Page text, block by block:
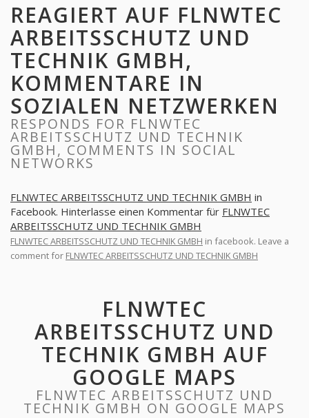
REAGIERT AUF FLNWTEC
ARBEITSSCHUTZ UND
TECHNIK GMBH,
KOMMENTARE IN
SOZIALEN NETZWERKEN
RESPONDS FOR FLNWTEC
ARBEITSSCHUTZ UND TECHNIK
GMBH, COMMENTS IN SOCIAL
NETWORKS
FLNWTEC ARBEITSSCHUTZ UND TECHNIK GMBH in
Facebook. Hinterlasse einen Kommentar für FLNWTEC
ARBEITSSCHUTZ UND TECHNIK GMBH
FLNWTEC ARBEITSSCHUTZ UND TECHNIK GMBH in facebook. Leave a
comment for FLNWTEC ARBEITSSCHUTZ UND TECHNIK GMBH
FLNWTEC
ARBEITSSCHUTZ UND
TECHNIK GMBH AUF
GOOGLE MAPS
FLNWTEC ARBEITSSCHUTZ UND
TECHNIK GMBH ON GOOGLE MAPS